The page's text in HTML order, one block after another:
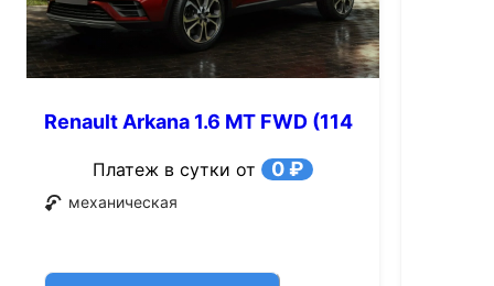
Renault Arkana 1.6 MT FWD (114
Платеж в сутки от 0 ₽
механическая